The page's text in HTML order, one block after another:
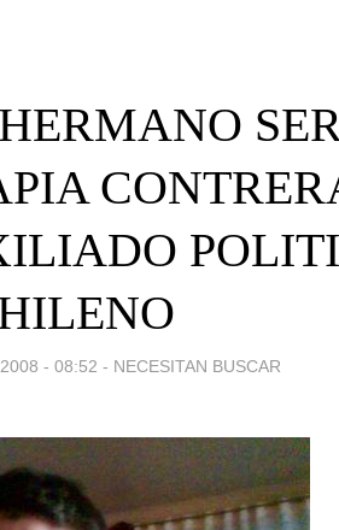
- 08:52 - NECESITAN BUSCAR